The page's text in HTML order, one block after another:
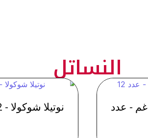
النساتل
نوتيلا شوكولا - 0763 وزن 750 غم - عدد
نوتيلا شوكولا - 0762 وزن 3 كغم - عدد 2